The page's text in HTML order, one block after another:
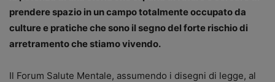
prendere spazio in un campo totalmente occupato da
culture e pratiche che sono il segno del forte rischio di
arretramento che stiamo vivendo.
Il Forum Salute Mentale, assumendo i disegni di legge, al